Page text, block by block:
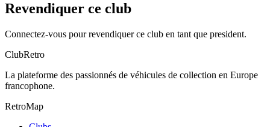
Revendiquer ce club
Connectez-vous pour revendiquer ce club en tant que president.
ClubRetro
La plateforme des passionnés de véhicules de collection en Europe
francophone.
RetroMap